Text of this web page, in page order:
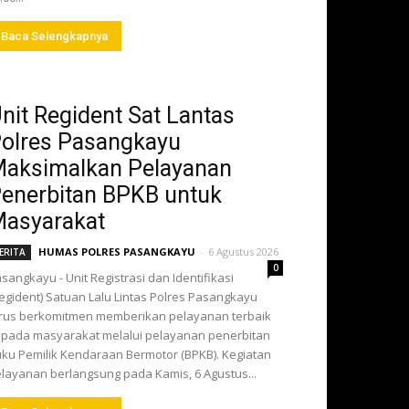
Baca Selengkapnya
Regident Sat Lantas
Pasangkayu
Pelayanan
BPKB untuk
HUMAS POLRES PASANGKAYU - 6 Agustus 2026
0
- Unit Registrasi dan Identifikasi
Satuan Lalu Lintas Polres Pasangkayu
berkomitmen memberikan pelayanan terbaik
masyarakat melalui pelayanan penerbitan
Pemilik Kendaraan Bermotor (BPKB). Kegiatan
berlangsung pada Kamis, 6 Agustus...